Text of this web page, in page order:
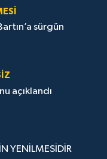
sürgün
açıklandı
YENİLMESİDİR